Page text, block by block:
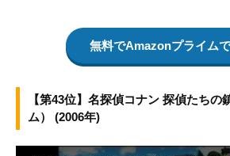
無料でAmazonプライムで
【第43位】名探偵コナン 探偵たちの
ム） (2006年)